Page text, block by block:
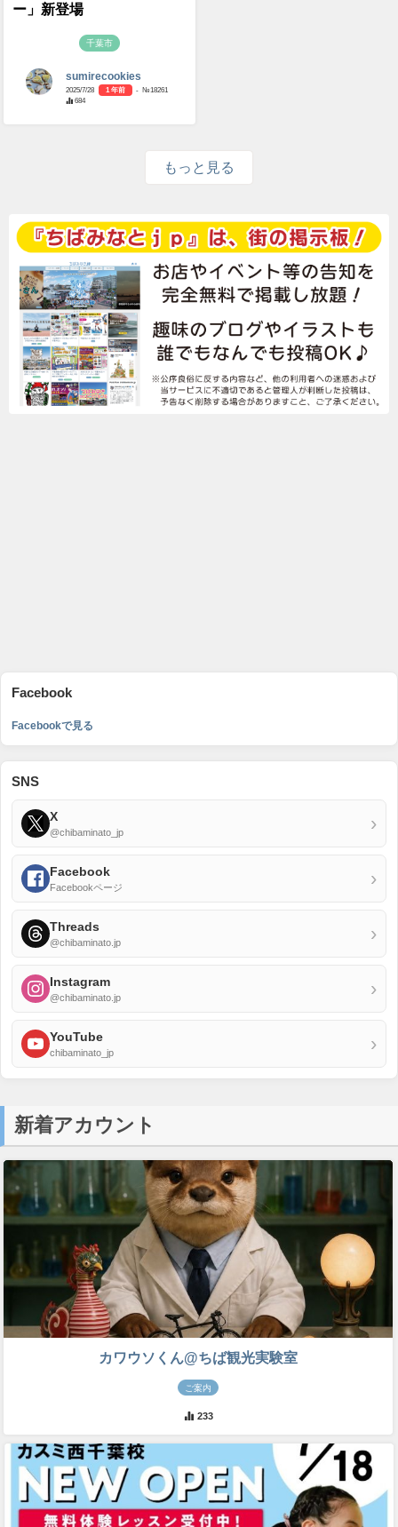
ー」新登場
千葉市
sumirecookies
2025/7/28 1 年前
- №18261
684
もっと見る
Facebook
Facebookで見る
SNS
X
@chibaminato_jp ›
Facebook
Facebookページ ›
Threads
@chibaminato.jp ›
Instagram
@chibaminato.jp ›
YouTube
chibaminato_jp ›
新着アカウント
カワウソくん@ちば観光実験室
ご案内
233